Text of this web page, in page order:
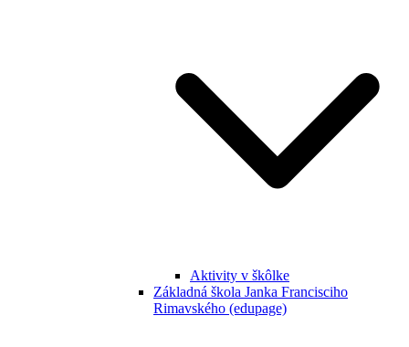
Aktivity v škôlke
Základná škola Janka Francisciho
Rimavského (edupage)